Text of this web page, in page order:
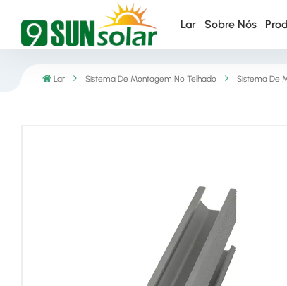
Lar Sobre Nós
Lar Sistema De Montagem No Telhado Sistema De